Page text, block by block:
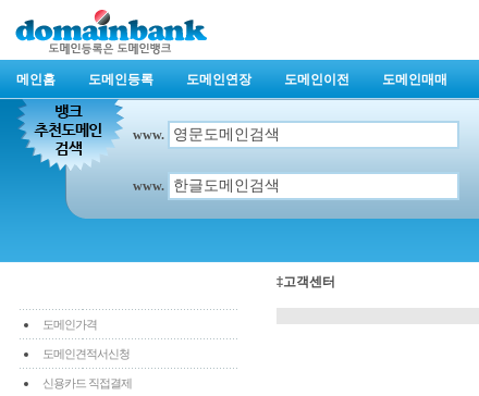
메인홈 도메인등록 도메인연장 도메인이전 도메인매매
www.
www.
도메인가격
도메인견적서신청
신용카드 직접결제
‡고객센터